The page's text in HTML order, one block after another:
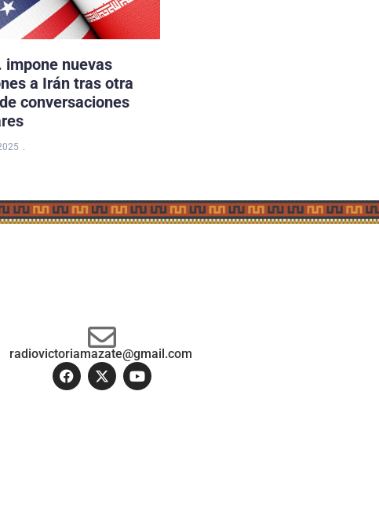
impone nuevas
a Irán tras otra
conversaciones
radiovictoriamazate@gmail.com